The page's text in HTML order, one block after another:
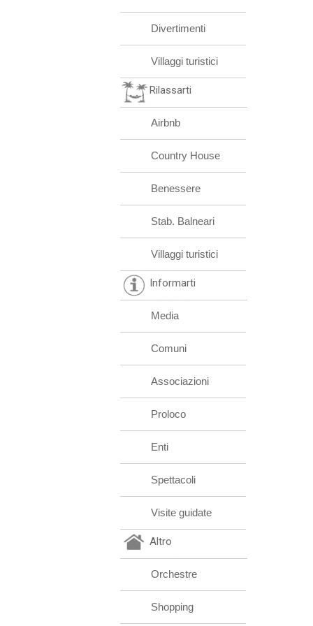
Divertimenti
Villaggi turistici
Rilassarti
Airbnb
Country House
Benessere
Stab. Balneari
Villaggi turistici
Informarti
Media
Comuni
Associazioni
Proloco
Enti
Spettacoli
Visite guidate
Altro
Orchestre
Shopping